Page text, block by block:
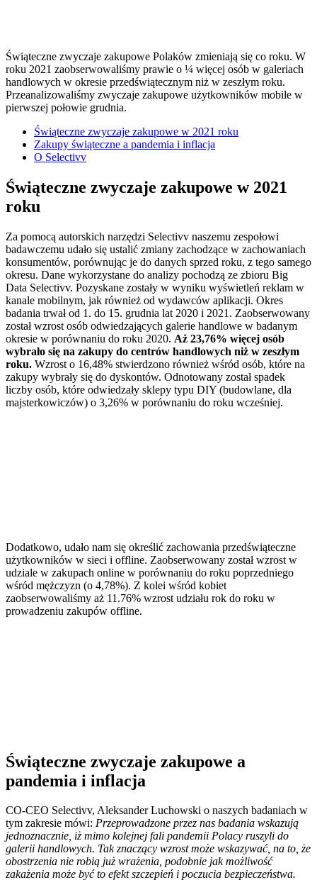
Świąteczne zwyczaje zakupowe Polaków zmieniają się co roku. W
roku 2021 zaobserwowaliśmy prawie o ¼ więcej osób w galeriach
handlowych w okresie przedświątecznym niż w zeszłym roku.
Przeanalizowaliśmy zwyczaje zakupowe użytkowników mobile w
pierwszej połowie grudnia.
Świąteczne zwyczaje zakupowe w 2021 roku
Zakupy świąteczne a pandemia i inflacja
O Selectivv
Świąteczne zwyczaje zakupowe w 2021
roku
Za pomocą autorskich narzędzi Selectivv naszemu zespołowi
badawczemu udało się ustalić zmiany zachodzące w zachowaniach
konsumentów, porównując je do danych sprzed roku, z tego samego
okresu. Dane wykorzystane do analizy pochodzą ze zbioru Big
Data Selectivv. Pozyskane zostały w wyniku wyświetleń reklam w
kanale mobilnym, jak również od wydawców aplikacji. Okres
badania trwał od 1. do 15. grudnia lat 2020 i 2021. Zaobserwowany
został wzrost osób odwiedzających galerie handlowe w badanym
okresie w porównaniu do roku 2020. Aż 23,76% więcej osób
wybrało się na zakupy do centrów handlowych niż w zeszłym
roku. Wzrost o 16,48% stwierdzono również wśród osób, które na
zakupy wybrały się do dyskontów. Odnotowany został spadek
liczby osób, które odwiedzały sklepy typu DIY (budowlane, dla
majsterkowiczów) o 3,26% w porównaniu do roku wcześniej.
Dodatkowo, udało nam się określić zachowania przedświąteczne
użytkowników w sieci i offline. Zaobserwowany został wzrost w
udziale w zakupach online w porównaniu do roku poprzedniego
wśród mężczyzn (o 4,78%). Z kolei wśród kobiet
zaobserwowaliśmy aż 11.76% wzrost udziału rok do roku w
prowadzeniu zakupów offline.
Świąteczne zwyczaje zakupowe a
pandemia i inflacja
CO-CEO Selectivv, Aleksander Luchowski o naszych badaniach w
tym zakresie mówi: Przeprowadzone przez nas badania wskazują
jednoznacznie, iż mimo kolejnej fali pandemii Polacy ruszyli do
galerii handlowych. Tak znaczący wzrost może wskazywać, na to, że
obostrzenia nie robią już wrażenia, podobnie jak możliwość
zakażenia może być to efekt szczepień i poczucia bezpieczeństwa.